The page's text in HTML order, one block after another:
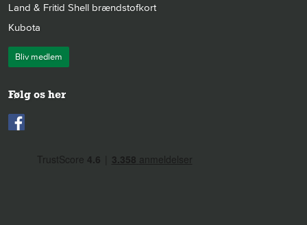
Land & Fritid Shell brændstofkort
Kubota
Bliv medlem
Følg os her